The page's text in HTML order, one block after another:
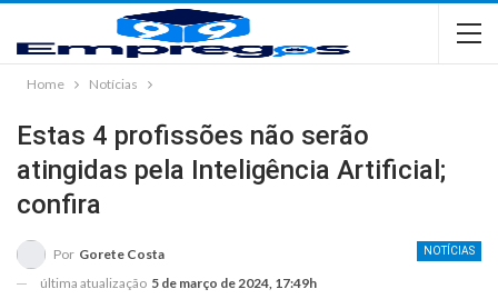
Home Notícias
Estas 4 profissões não serão
atingidas pela Inteligência Artificial;
confira
NOTÍCIAS
Por Gorete Costa
última atualização 5 de março de 2024, 17:49h